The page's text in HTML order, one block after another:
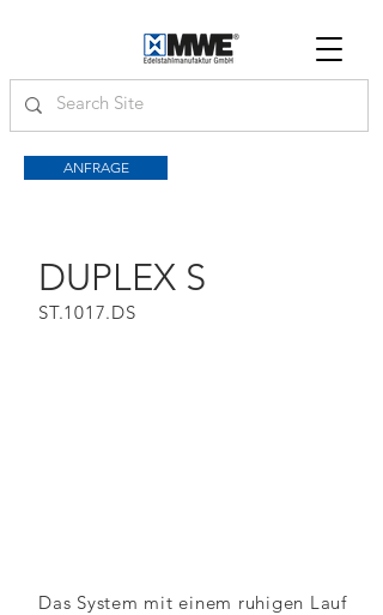
ANFRAGE
DUPLEX S
ST.1017.DS
Das System mit einem ruhigen Lauf